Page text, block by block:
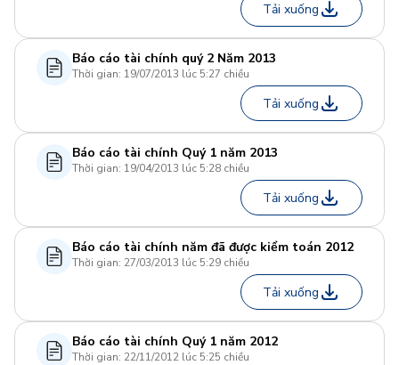
Tải xuống
Báo cáo tài chính quý 2 Năm 2013
Thời gian: 19/07/2013 lúc 5:27 chiều
Tải xuống
Báo cáo tài chính Quý 1 năm 2013
Thời gian: 19/04/2013 lúc 5:28 chiều
Tải xuống
Báo cáo tài chính năm đã được kiểm toán 2012
Thời gian: 27/03/2013 lúc 5:29 chiều
Tải xuống
Báo cáo tài chính Quý 1 năm 2012
Thời gian: 22/11/2012 lúc 5:25 chiều